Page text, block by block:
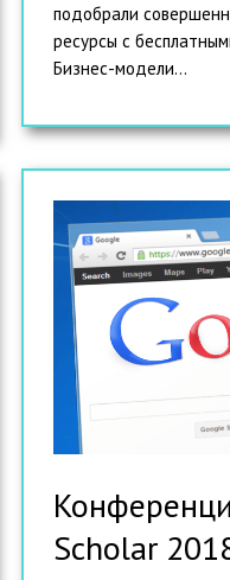
подобрали
ресурсы с
Бизнес-модели...
Scholar